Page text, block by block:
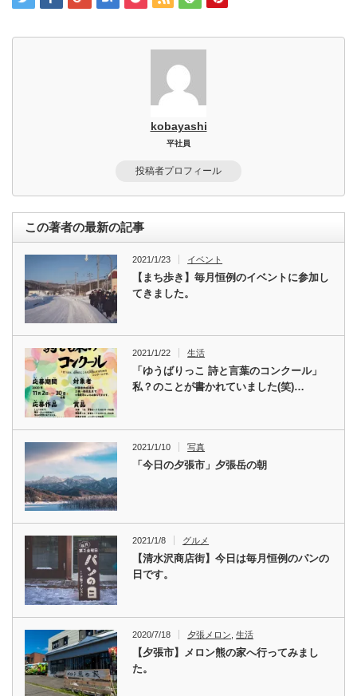
kobayashi
平社員
投稿者プロフィール
この著者の最新の記事
2021/1/23 イベント
【まち歩き】毎月恒例のイベントに参加し
てきました。
2021/1/22 生活
「ゆうばりっこ 詩と言葉のコンクール」
私？のことが書かれていました(笑)…
2021/1/10 写真
「今日の夕張市」夕張岳の朝
2021/1/8 グルメ
【清水沢商店街】今日は毎月恒例のパンの
日です。
2020/7/18 夕張メロン ,生活
【夕張市】メロン熊の家へ行ってみまし
た。